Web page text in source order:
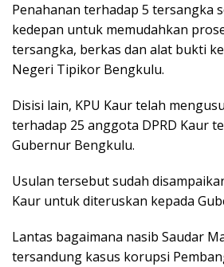
Penahanan terhadap 5 tersangka
kedepan untuk memudahkan
tersangka, berkas dan alat bukti
Negeri Tipikor Bengkulu.
Disisi lain, KPU Kaur telah
terhadap 25 anggota DPRD Kaur
Gubernur Bengkulu.
Usulan tersebut sudah
Kaur untuk diteruskan kepada
Lantas bagaimana nasib Saudar
tersandung kasus korupsi